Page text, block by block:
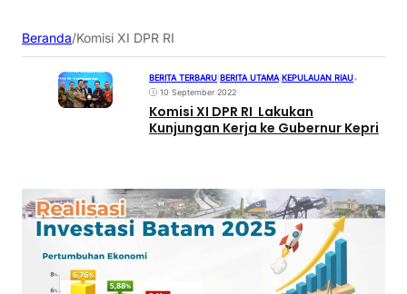
Beranda/Komisi XI DPR RI
BERITA TERBARU BERITA UTAMA| KEPULAUAN RIAU•
10 September 2022
Komisi XI DPR RI Lakukan
Kunjungan Kerja ke Gubernur Kepri